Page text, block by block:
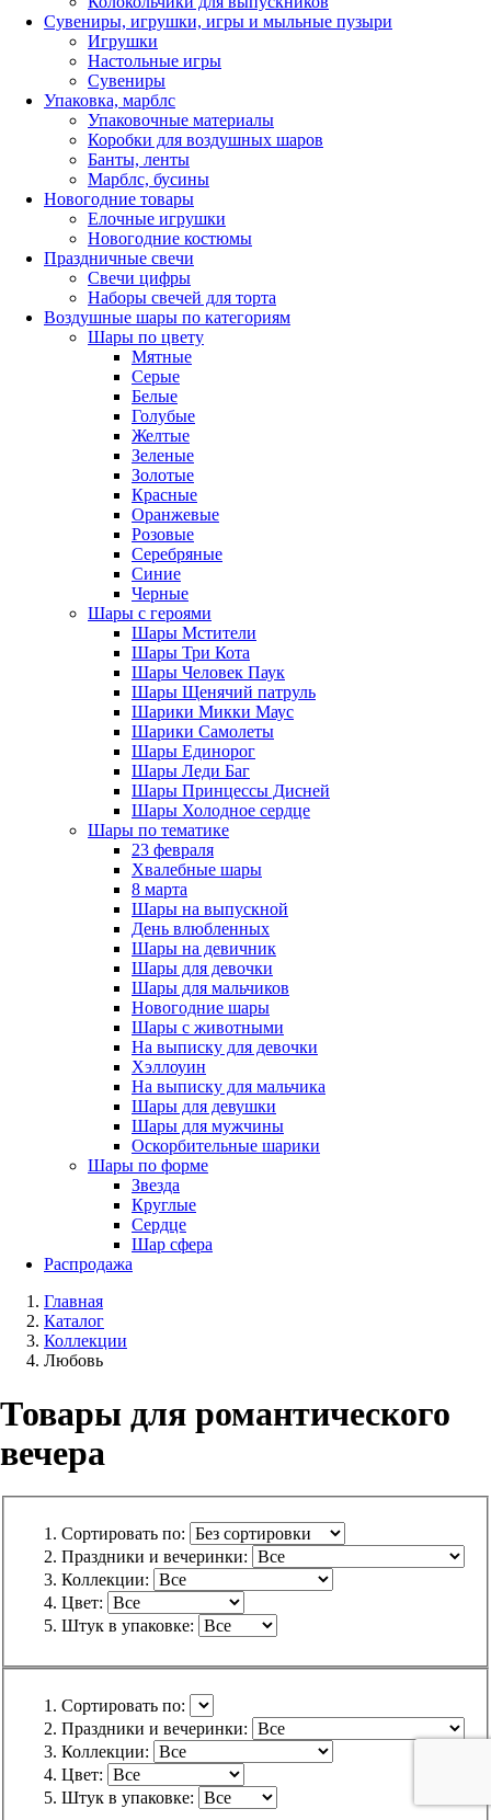
Сувениры, игрушки, игры и мыльные пузыри
Игрушки
Настольные игры
Сувениры
Упаковка, марблс
Упаковочные материалы
Коробки для воздушных шаров
Банты, ленты
Марблс, бусины
Новогодние товары
Елочные игрушки
Новогодние костюмы
Праздничные свечи
Свечи цифры
Наборы свечей для торта
Воздушные шары по категориям
Шары по цвету
Мятные
Серые
Белые
Голубые
Желтые
Зеленые
Золотые
Красные
Оранжевые
Розовые
Серебряные
Синие
Черные
Шары с героями
Шары Мстители
Шары Три Кота
Шары Человек Паук
Шары Щенячий патруль
Шарики Микки Маус
Шарики Самолеты
Шары Единорог
Шары Леди Баг
Шары Принцессы Дисней
Шары Холодное сердце
Шары по тематике
23 февраля
Хвалебные шары
8 марта
Шары на выпускной
День влюбленных
Шары на девичник
Шары для девочки
Шары для мальчиков
Новогодние шары
Шары с животными
На выписку для девочки
Хэллоуин
На выписку для мальчика
Шары для девушки
Шары для мужчины
Оскорбительные шарики
Шары по форме
Звезда
Круглые
Сердце
Шар сфера
Распродажа
Главная
Каталог
Коллекции
Любовь
Товары для романтического
вечера
Сортировать по:
Праздники и вечеринки:
Коллекции:
Цвет:
Штук в упаковке:
Сортировать по:
Праздники и вечеринки:
Коллекции:
Цвет:
Штук в упаковке: